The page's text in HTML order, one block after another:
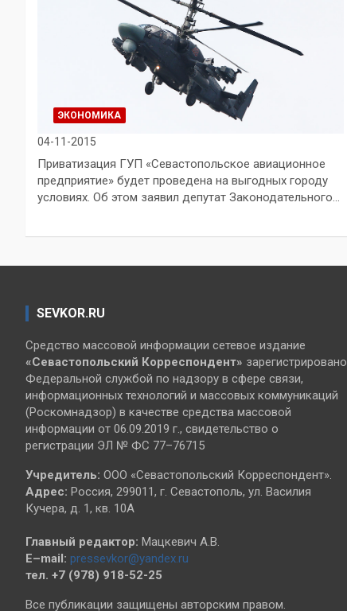
ЭКОНОМИКА
04-11-2015
Приватизация ГУП «Севастопольское авиационное
предприятие» будет проведена на выгодных городу
условиях. Об этом заявил депутат Законодательного…
SEVKOR.RU
Средство массовой информации сетевое издание
«Севастопольский Корреспондент» зарегистрировано
Федеральной службой по надзору в сфере связи,
информационных технологий и массовых коммуникаций
(Роскомнадзор) в качестве средства массовой
информации от 06.09.2019 г., свидетельство о
регистрации ЭЛ № ФС 77–76715
Учредитель: ООО «Севастопольский Корреспондент».
Адрес: Россия, 299011, г. Севастополь, ул. Василия
Кучера, д. 1, кв. 10А
Главный редактор: Мацкевич А.В.
E–mail: pressevkor@yandex.ru
тел. +7 (978) 918-52-25
Все публикации защищены авторским правом.